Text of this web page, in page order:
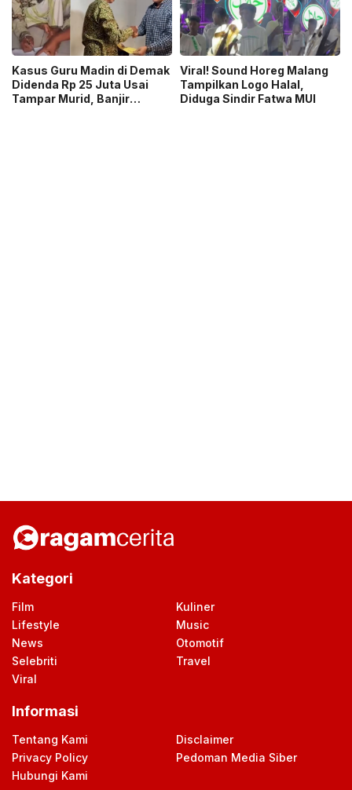
Kasus Guru Madin di Demak
Didenda Rp 25 Juta Usai
Tampar Murid, Banjir
Viral! Sound Horeg Malang
Tampilkan Logo Halal,
Diduga Sindir Fatwa MUI
Kategori
Film
Kuliner
Lifestyle
Music
News
Otomotif
Selebriti
Travel
Viral
Informasi
Tentang Kami
Disclaimer
Privacy Policy
Pedoman Media Siber
Hubungi Kami